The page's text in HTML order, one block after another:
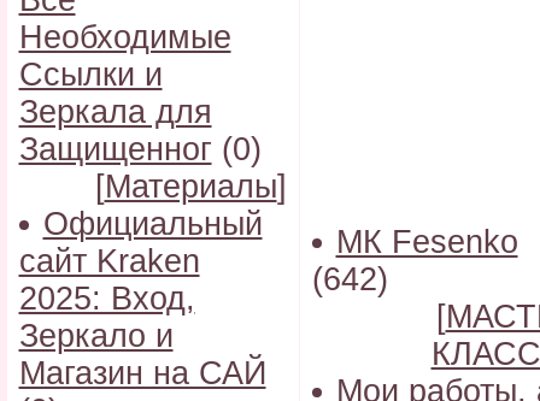
Необходимые
Ссылки и
Зеркала для
Защищенног (0)
[Материалы]
Официальный
сайт Kraken
2025: Вход,
Зеркало и
Магазин на САЙ
МК Fesenko
(642)
[
Мои работы,